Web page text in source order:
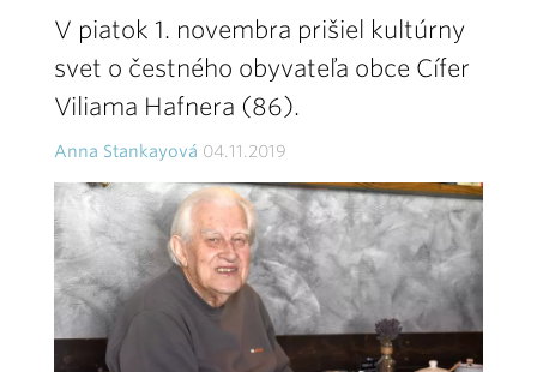
V piatok 1. novembra prišiel kultúrny
svet o čestného obyvateľa obce Cífer
Viliama Hafnera (86).
Anna Stankayová 04.11.2019